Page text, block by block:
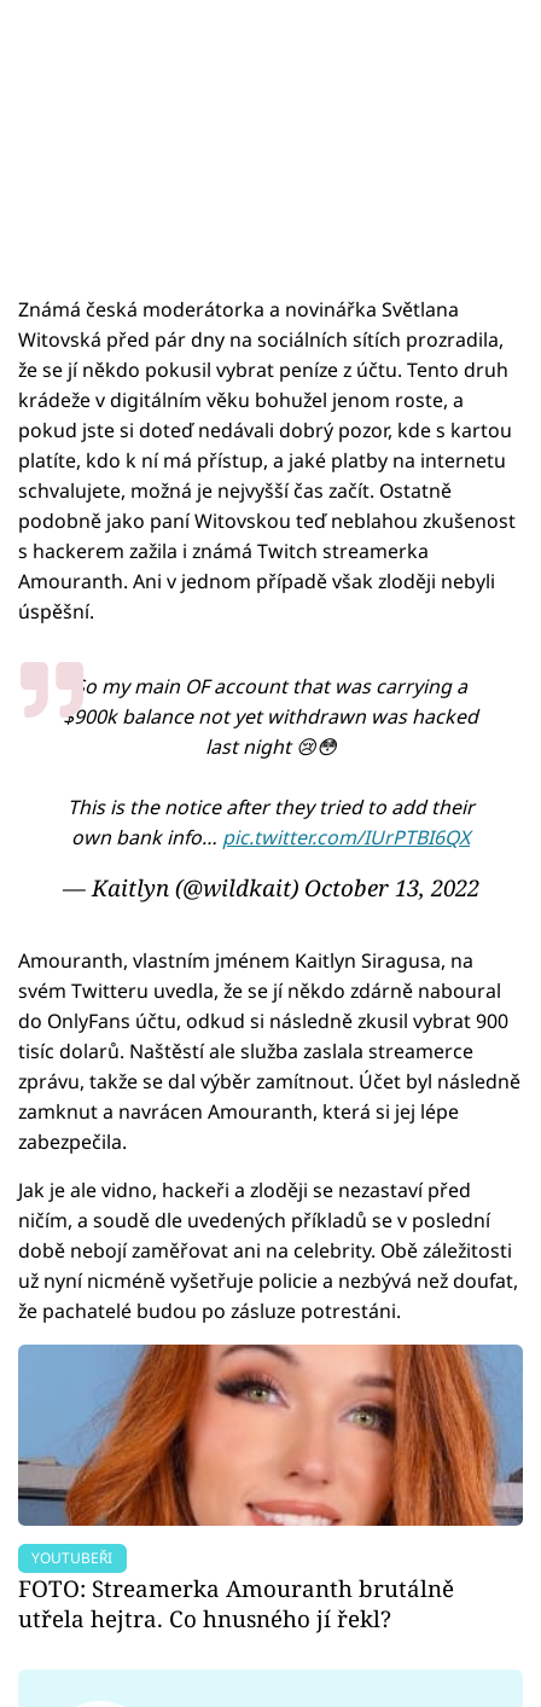
Známá česká moderátorka a novinářka Světlana
Witovská před pár dny na sociálních sítích prozradila,
že se jí někdo pokusil vybrat peníze z účtu. Tento druh
krádeže v digitálním věku bohužel jenom roste, a
pokud jste si doteď nedávali dobrý pozor, kde s kartou
platíte, kdo k ní má přístup, a jaké platby na internetu
schvalujete, možná je nejvyšší čas začít. Ostatně
podobně jako paní Witovskou teď neblahou zkušenost
s hackerem zažila i známá Twitch streamerka
Amouranth. Ani v jednom případě však zloději nebyli
úspěšní.
So my main OF account that was carrying a
$900k balance not yet withdrawn was hacked
last night 😢😳
This is the notice after they tried to add their
own bank info… pic.twitter.com/IUrPTBI6QX
— Kaitlyn (@wildkait) October 13, 2022
Amouranth, vlastním jménem Kaitlyn Siragusa, na
svém Twitteru uvedla, že se jí někdo zdárně naboural
do OnlyFans účtu, odkud si následně zkusil vybrat 900
tisíc dolarů. Naštěstí ale služba zaslala streamerce
zprávu, takže se dal výběr zamítnout. Účet byl následně
zamknut a navrácen Amouranth, která si jej lépe
zabezpečila.
Jak je ale vidno, hackeři a zloději se nezastaví před
ničím, a soudě dle uvedených příkladů se v poslední
době nebojí zaměřovat ani na celebrity. Obě záležitosti
už nyní nicméně vyšetřuje policie a nezbývá než doufat,
že pachatelé budou po zásluze potrestáni.
YOUTUBEŘI
FOTO: Streamerka Amouranth brutálně
utřela hejtra. Co hnusného jí řekl?